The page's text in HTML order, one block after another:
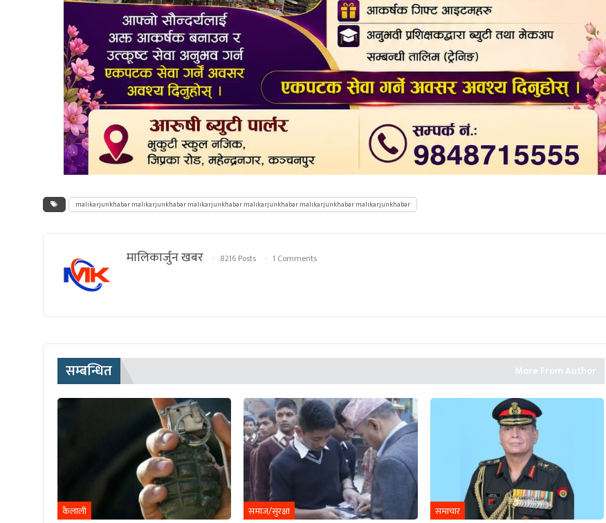
malikarjunkhabar malikarjunkhabar malikarjunkhabar malikarjunkhabar malikarjunkhabar malikarjunkhabar
मालिकार्जुन खबर 8216 Posts 1 Comments
सम्बन्धित More From Author
कैलाली समाज/सुरक्षा समाचार